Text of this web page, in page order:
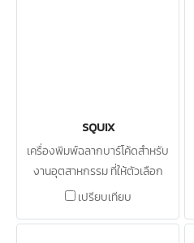
SQUIX
เครื่องพิมพ์ฉลากบาร์โค้ดสำหรับ
งานอุตสาหกรรม ที่ให้ตัวเลือก
หลากหลายขนาด
เปรียบเทียบ